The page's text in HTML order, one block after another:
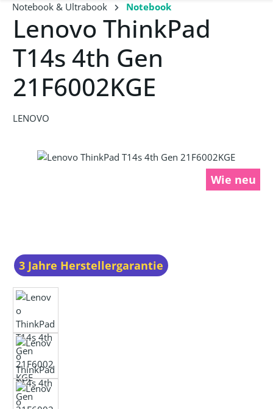
Notebook & Ultrabook Notebook
Lenovo ThinkPad
T14s 4th Gen
21F6002KGE
LENOVO
Bildergalerie überspringen
Wie neu
3 Jahre Herstellergarantie